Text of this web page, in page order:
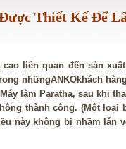
Thiết Kế Để
cao liên quan đến sản
nhữngANKOkhách
làm Paratha, sau khi
thành công. (Một
này không bị nhầm lẫn